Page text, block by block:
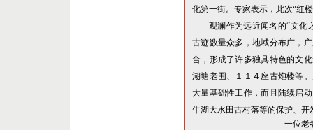
化第一街。专家表示，此次“红楼
观澜作为远近闻名的“文化
古迹数量众多，地域分布广，
合，形成了许多独具特色的文
湖塘老围、１１４座古炮楼等
大量基础性工作，而且陆续启
牛湖大水田古村落等的保护、开
一位老